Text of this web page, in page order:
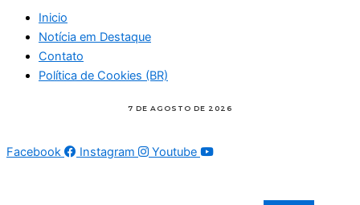
Inicio
Notícia em Destaque
Contato
Política de Cookies (BR)
Facebook Instagram Youtube